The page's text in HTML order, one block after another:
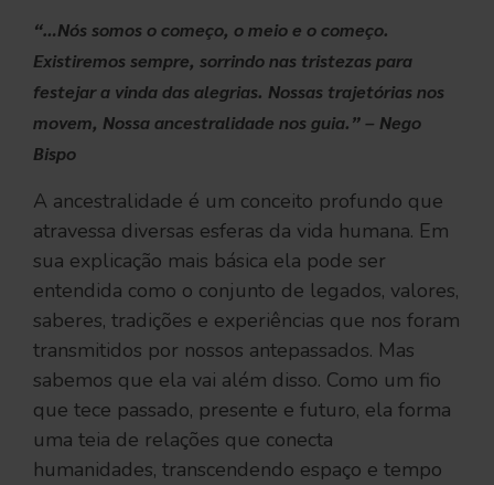
“…Nós somos o começo, o meio e o começo.
Existiremos sempre, sorrindo nas tristezas para
festejar a vinda das alegrias. Nossas trajetórias nos
movem, Nossa ancestralidade nos guia.” – Nego
Bispo
A ancestralidade é um conceito profundo que
atravessa diversas esferas da vida humana. Em
sua explicação mais básica ela pode ser
entendida como o conjunto de legados, valores,
saberes, tradições e experiências que nos foram
transmitidos por nossos antepassados. Mas
sabemos que ela vai além disso. Como um fio
que tece passado, presente e futuro, ela forma
uma teia de relações que conecta
humanidades, transcendendo espaço e tempo